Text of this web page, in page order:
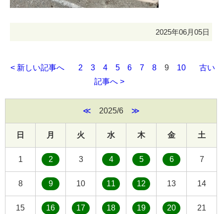
2025年06月05日
< 新しい記事へ 2 3 4 5 6 7 8 9 10
古い
記事へ >
≪ 2025/6 ≫
日 月 火 水 木 金 土
1 2 3 4 5 6 7
8 9 10 11 12 13 14
15 16 17 18 19 20 21